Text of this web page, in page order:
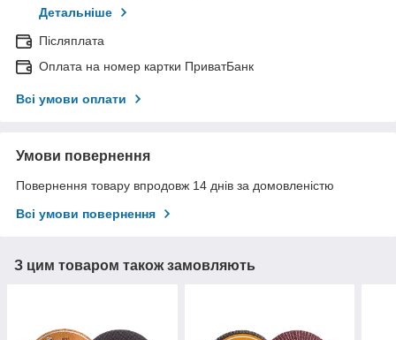
Детальніше
Післяплата
Оплата на номер картки ПриватБанк
Всі умови оплати
Умови повернення
Повернення товару впродовж 14 днів за домовленістю
Всі умови повернення
З цим товаром також замовляють